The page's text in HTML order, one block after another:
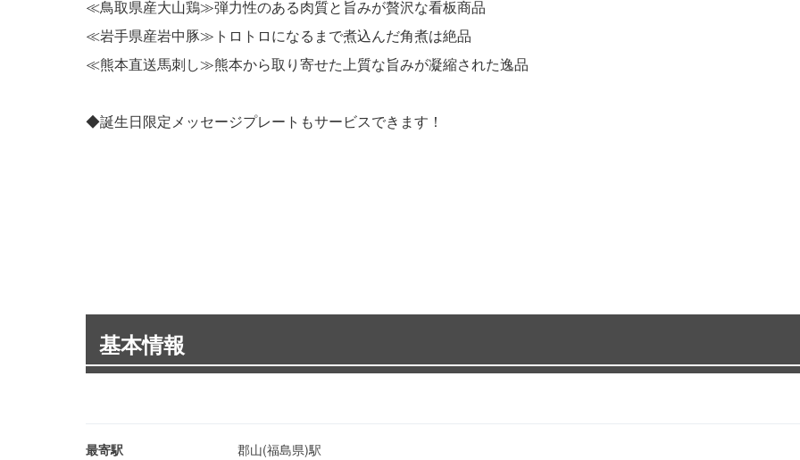
≪鳥取県産大山鶏≫弾力性のある肉質と旨みが贅沢な看板商品
≪岩手県産岩中豚≫トロトロになるまで煮込んだ角煮は絶品
≪熊本直送馬刺し≫熊本から取り寄せた上質な旨みが凝縮された逸品
◆誕生日限定メッセージプレートもサービスできます！
基本情報
最寄駅 郡山(福島県)駅